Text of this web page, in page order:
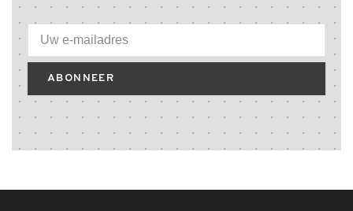
ABONNEER